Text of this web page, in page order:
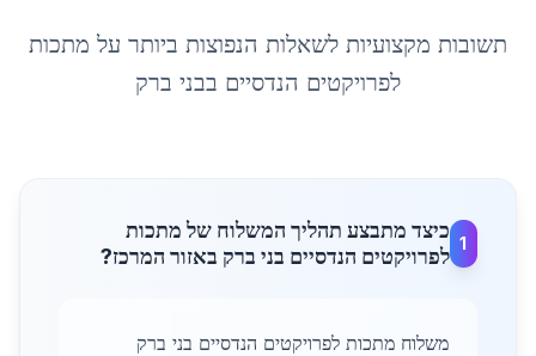
תשובות מקצועיות לשאלות הנפוצות ביותר על מתכות
לפרויקטים הנדסיים בבני ברק
1
כיצד מתבצע תהליך המשלוח של מתכות
לפרויקטים הנדסיים בני ברק באזור המרכז?
משלוח מתכות לפרויקטים הנדסיים בני ברק